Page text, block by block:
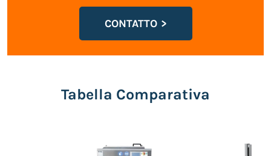
CONTATTO
Tabella Comparativa